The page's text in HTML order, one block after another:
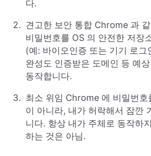
다.
견고한 보안 통합 Chrome 과
비밀번호를 OS 의 안전한 저장
(예: 바이오인증 또는 기기 로그
완성도 인증받은 도메인 등 예
동작합니다.
최소 위임 Chrome 에 비밀번호
이 아니라, 내가 허락해서 잠깐
니다. 항상 내가 주체로 동작하
하는 것은 아님.